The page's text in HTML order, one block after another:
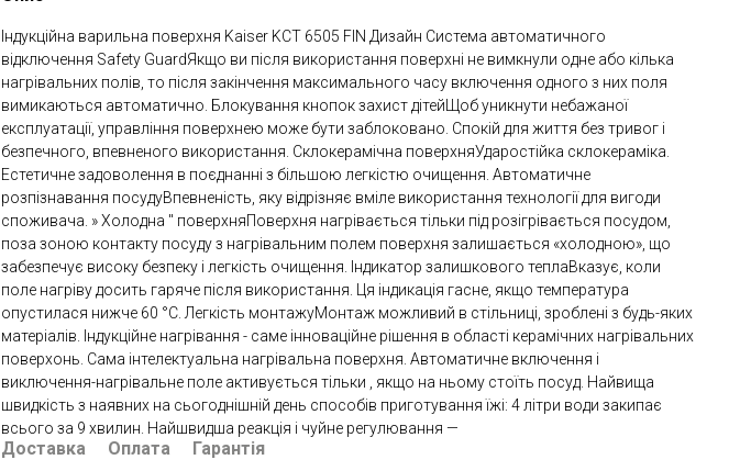
Індукційна варильна поверхня Kaiser KCT 6505 FIN Дизайн Система автоматичного
відключення Safety GuardЯкщо ви після використання поверхні не вимкнули одне або кілька
нагрівальних полів, то після закінчення максимального часу включення одного з них поля
вимикаються автоматично. Блокування кнопок захист дітейЩоб уникнути небажаної
експлуатації, управління поверхнею може бути заблоковано. Спокій для життя без тривог і
безпечного, впевненого використання. Склокерамічна поверхняУдаростійка склокераміка.
Естетичне задоволення в поєднанні з більшою легкістю очищення. Автоматичне
розпізнавання посудуВпевненість, яку відрізняє вміле використання технології для вигоди
споживача. » Холодна " поверхняПоверхня нагрівається тільки під розігрівається посудом,
поза зоною контакту посуду з нагрівальним полем поверхня залишається «холодною», що
забезпечує високу безпеку і легкість очищення. Індикатор залишкового теплаВказує, коли
поле нагріву досить гаряче після використання. Ця індикація гасне, якщо температура
опустилася нижче 60 °C. Легкість монтажуМонтаж можливий в стільниці, зроблені з будь-яких
матеріалів. Індукційне нагрівання - саме інноваційне рішення в області керамічних нагрівальних
поверхонь. Сама інтелектуальна нагрівальна поверхня. Автоматичне включення і
виключення-нагрівальне поле активується тільки , якщо на ньому стоїть посуд. Найвища
швидкість з наявних на сьогоднішній день способів приготування їжі: 4 літри води закипає
всього за 9 хвилин. Найшвидша реакція і чуйне регулювання —
Доставка Оплата Гарантія